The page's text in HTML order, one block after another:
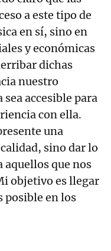
a este tipo de
en sí, sino en
y económicas
dichas
nuestro
accesible para
con ella.
una
sino dar lo
que nos
objetivo es llegar
posible en los